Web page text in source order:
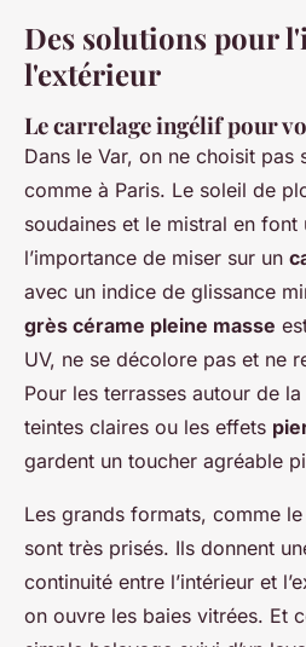
Des solutions pour
l'extérieur
Le carrelage ingélif pour
Dans le Var, on ne choisit pas
comme à Paris. Le soleil de
soudaines et le mistral en font
l’importance de miser sur un
avec un indice de glissance
grès cérame pleine masse
UV, ne se décolore pas et ne
Pour les terrasses autour de
teintes claires ou les effets
gardent un toucher agréable
Les grands formats, comme
sont très prisés. Ils donnent
continuité entre l’intérieur et
on ouvre les baies vitrées. Et